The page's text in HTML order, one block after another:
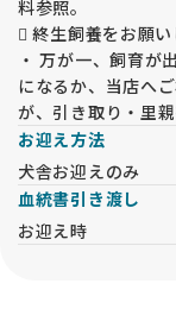
フォンビルブラン
ゴールデンは５項
在）を検査してい
★★★ 6か月の生
お引渡しから6か月
金の全額を返金致し
現状では健康に見
あります。福田ブ
客様に安心してお
料参照。
 終生飼養をお願い
・ 万が一、飼育が
になるか、当店へ
が、引き取り・里親
お迎え方法
犬舎お迎えのみ
血統書引き渡し
お迎え時